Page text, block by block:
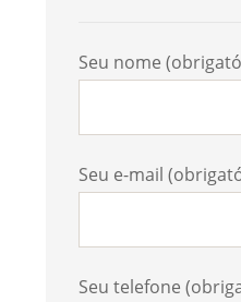
Seu nome
Seu e-mail
Seu telefone